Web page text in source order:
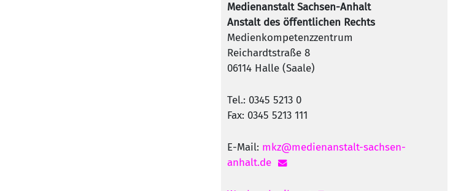
Medienanstalt Sachsen-Anhalt
Anstalt des öffentlichen Rechts
Medienkompetenzzentrum
Reichardtstraße 8
06114 Halle (Saale)
Tel.: 0345 5213 0
Fax: 0345 5213 111
E-Mail: mkz@medienanstalt-sachsen-
anhalt.de